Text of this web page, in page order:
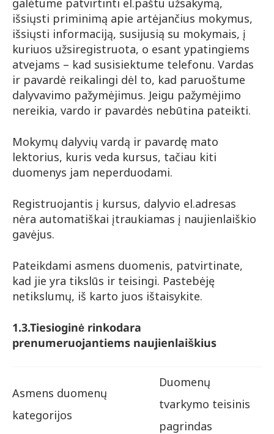
galėtume patvirtinti el.paštu užsakymą,
išsiųsti priminimą apie artėjančius mokymus,
išsiųsti informaciją, susijusią su mokymais, į
kuriuos užsiregistruota, o esant ypatingiems
atvejams – kad susisiektume telefonu. Vardas
ir pavardė reikalingi dėl to, kad paruoštume
dalyvavimo pažymėjimus. Jeigu pažymėjimo
nereikia, vardo ir pavardės nebūtina pateikti.
Mokymų dalyvių vardą ir pavardę mato
lektorius, kuris veda kursus, tačiau kiti
duomenys jam neperduodami.
Registruojantis į kursus, dalyvio el.adresas
nėra automatiškai įtraukiamas į naujienlaiškio
gavėjus.
Pateikdami asmens duomenis, patvirtinate,
kad jie yra tikslūs ir teisingi. Pastebėję
netikslumų, iš karto juos ištaisykite.
1.3.Tiesioginė rinkodara
prenumeruojantiems naujienlaiškius
Asmens duomenų
kategorijos
Duomenų
tvarkymo teisinis
pagrindas